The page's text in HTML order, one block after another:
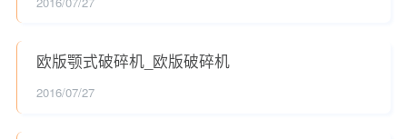
欧版颚式破碎机_欧版破碎机
2016/07/27